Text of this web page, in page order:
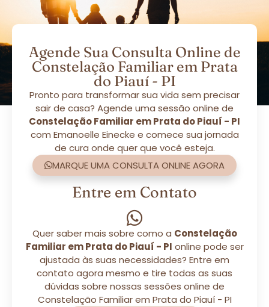
Agende Sua Consulta Online de
Constelação Familiar em Prata
do Piauí - PI
Pronto para transformar sua vida sem precisar
sair de casa? Agende uma sessão online de
Constelação Familiar em Prata do Piauí - PI
com Emanoelle Einecke e comece sua jornada
de cura onde quer que você esteja.
MARQUE UMA CONSULTA ONLINE AGORA
Entre em Contato
Quer saber mais sobre como a Constelação
Familiar em Prata do Piauí - PI online pode ser
ajustada às suas necessidades? Entre em
contato agora mesmo e tire todas as suas
dúvidas sobre nossas sessões online de
Constelação Familiar em Prata do Piauí - PI